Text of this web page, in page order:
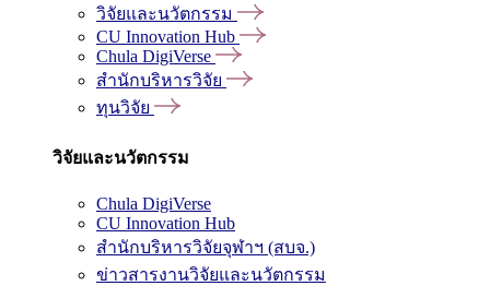
วิจัยและนวัตกรรม
CU Innovation Hub
Chula DigiVerse
สำนักบริหารวิจัย
ทุนวิจัย
วิจัยและนวัตกรรม
Chula DigiVerse
CU Innovation Hub
สำนักบริหารวิจัยจุฬาฯ (สบจ.)
ข่าวสารงานวิจัยและนวัตกรรม